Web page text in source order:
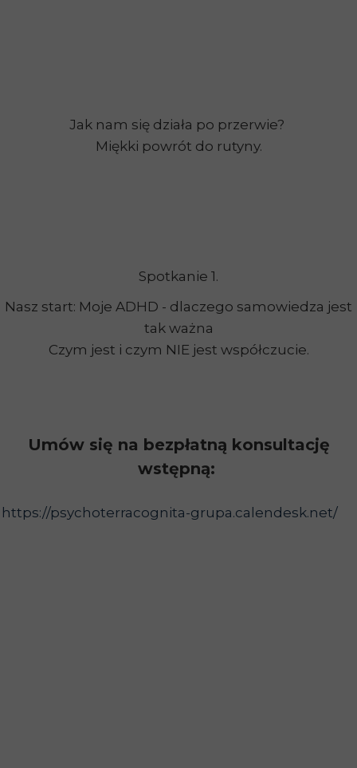
Umów się na bezpłatną konsultację
wstępną:
https://psychoterracognita-grupa.calendesk.net/
Jak nam się działa po przerwie?
Miękki powrót do rutyny.
Spotkanie 1.
Nasz start: Moje ADHD - dlaczego samowiedza jest
tak ważna
Czym jest i czym NIE jest współczucie.